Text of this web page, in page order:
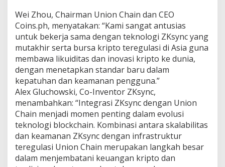
Wei Zhou, Chairman Union Chain dan CEO
Coins.ph, menyatakan: “Kami sangat antusias
untuk bekerja sama dengan teknologi ZKsync yang
mutakhir serta bursa kripto teregulasi di Asia guna
membawa likuiditas dan inovasi kripto ke dunia,
dengan menetapkan standar baru dalam
kepatuhan dan keamanan pengguna.”
Alex Gluchowski, Co-Inventor ZKsync,
menambahkan: “Integrasi ZKsync dengan Union
Chain menjadi momen penting dalam evolusi
teknologi blockchain. Kombinasi antara skalabilitas
dan keamanan ZKsync dengan infrastruktur
teregulasi Union Chain merupakan langkah besar
dalam menjembatani keuangan kripto dan